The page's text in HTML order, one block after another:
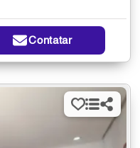
Contatar